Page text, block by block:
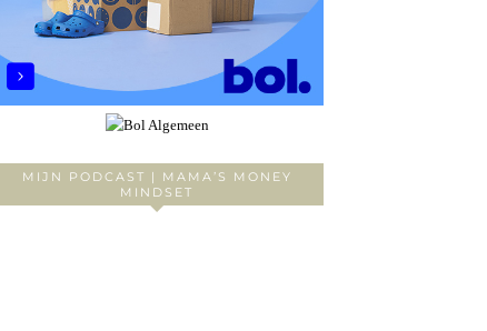
MIJN PODCAST | MAMA’S MONEY
MINDSET